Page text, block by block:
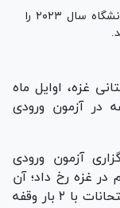
دانش‌آموزان دبیرستانی غزه آزمون ورودی دانشگاه سال ۲۰۲۳ را
غزه، اوایل ماه
پس از ۲ سال وقفه در آزمون ورودی
آزمون ورودی
مداوم در غزه رخ داد؛ آن
هم در شرایطی که چندی پیش برگزاری امتحانات با ۲ بار وقفه